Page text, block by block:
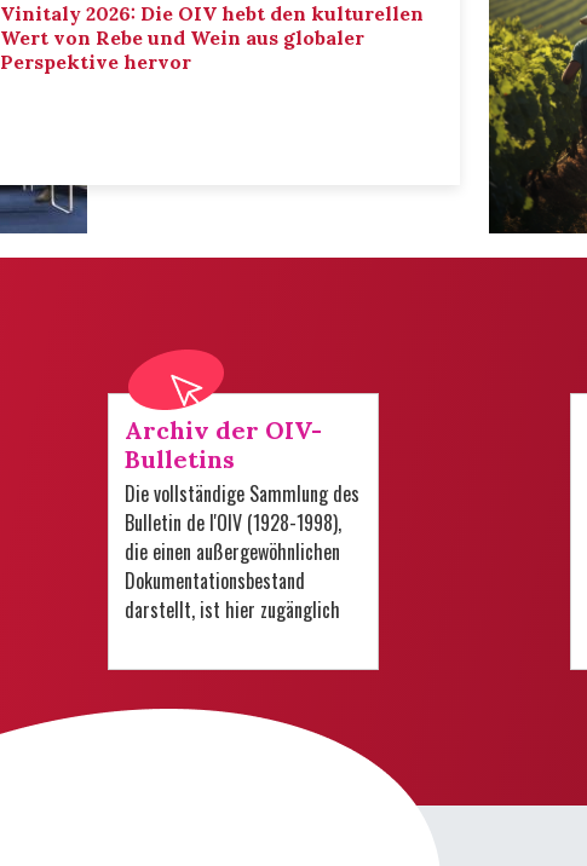
Vinitaly 2026: Die OIV hebt den kulturellen
Wert von Rebe und Wein aus globaler
Perspektive hervor
Archiv der OIV-
Bulletins
Die vollständige Sammlung des
Bulletin de l'OIV (1928-1998),
die einen außergewöhnlichen
Dokumentationsbestand
darstellt, ist hier zugänglich